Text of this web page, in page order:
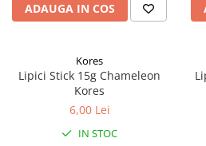
Alte Consumabile
Aparate de etichetat si imprimante
etichete
Cititoare coduri de bare
Papetărie / Birotică
ADAUGA IN COS
Kores
Lipici Stick 15g Chameleon
Kores
6,00 Lei
IN STOC